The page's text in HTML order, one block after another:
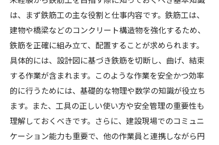
三郷市でのキャリアアップのための支援
鉄筋工としての長期的な成長戦略
未経験者歓迎三郷市で鉄筋工のキャリアをスタ
ートする方法
未経験者が鉄筋工として働くための条件
三郷市での就職活動の進め方
鉄筋工の求人に応募する際のポイント
三郷市での未経験者向け求人情報の探し方
は、まず鉄筋工の主な役割と仕事内容です。鉄筋工は、
建物や橋梁などのコンクリート構造物を強化するため、
鉄筋を正確に組み立て、配置することが求められます。
具体的には、設計図に基づき鉄筋を切断し、曲げ、結束
する作業が含まれます。このような作業を安全かつ効率
的に行うためには、基礎的な物理や数学の知識が役立ち
ます。また、工具の正しい使い方や安全管理の重要性も
理解しておくべきです。さらに、建設現場でのコミュニ
ケーション能力も重要で、他の作業員と連携しながら円